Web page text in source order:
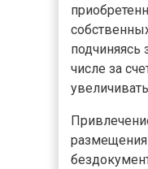
подчиняясь
числе за